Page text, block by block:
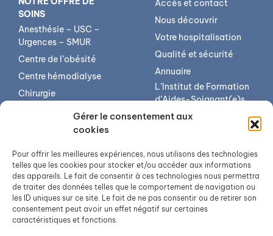
Gérer le consentement aux
cookies
Pour offrir les meilleures expériences, nous utilisons des technologies
telles que les cookies pour stocker et/ou accéder aux informations
des appareils. Le fait de consentir à ces technologies nous permettra
de traiter des données telles que le comportement de navigation ou
les ID uniques sur ce site. Le fait de ne pas consentir ou de retirer son
consentement peut avoir un effet négatif sur certaines
caractéristiques et fonctions.
SOINS
Anesthésie – USC –
Urgences – SMUR
Centre de l’obésité
Centre hémodialyse
Chirurgie
Imagerie médicale
Psychiatrie
Services transversaux
Soins de suite et de
réadaptation
Unité soins longue
Accès et contact
Nous découvrir
Votre hospitalisation
Qualité et sécurité
Annuaire
L’Institut de Formation
d’Aides-Soignant(e)s
(IFAS)
Offres d’emploi